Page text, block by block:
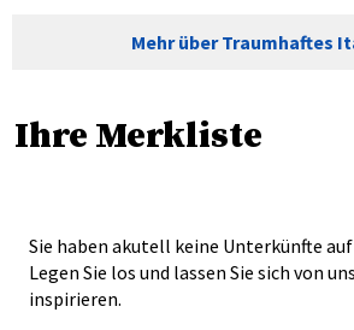
Mehr über Traumhaftes
Ihre Merkliste
Sie haben akutell keine Unterkünfte
Legen Sie los und lassen Sie sich von
inspirieren.